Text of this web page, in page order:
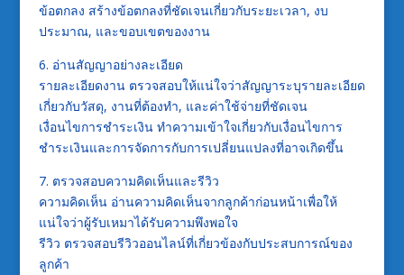
ข้อตกลง สร้างข้อตกลงที่ชัดเจนเกี่ยวกับระยะเวลา, งบ
ประมาณ, และขอบเขตของงาน
6. อ่านสัญญาอย่างละเอียด
รายละเอียดงาน ตรวจสอบให้แน่ใจว่าสัญญาระบุรายละเอียด
เกี่ยวกับวัสดุ, งานที่ต้องทำ, และค่าใช้จ่ายที่ชัดเจน
เงื่อนไขการชำระเงิน ทำความเข้าใจเกี่ยวกับเงื่อนไขการ
ชำระเงินและการจัดการกับการเปลี่ยนแปลงที่อาจเกิดขึ้น
7. ตรวจสอบความคิดเห็นและรีวิว
ความคิดเห็น อ่านความคิดเห็นจากลูกค้าก่อนหน้าเพื่อให้
แน่ใจว่าผู้รับเหมาได้รับความพึงพอใจ
รีวิว ตรวจสอบรีวิวออนไลน์ที่เกี่ยวข้องกับประสบการณ์ของ
ลูกค้า